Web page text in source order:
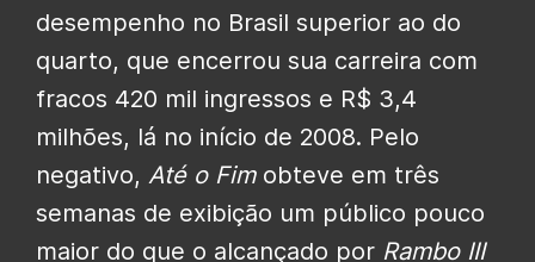
desempenho no Brasil superior ao do
quarto, que encerrou sua carreira com
fracos 420 mil ingressos e R$ 3,4
milhões, lá no início de 2008. Pelo
negativo, Até o Fimobteve em três
semanas de exibição um público pouco
maior do que o alcançado por Rambo III